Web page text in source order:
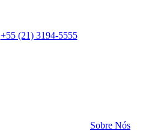
+55 (21) 3194-5555
Sobre Nós